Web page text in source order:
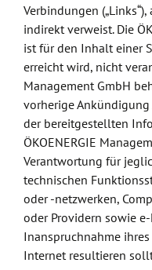
Verbindungen
indirekt verweist. Die
ist für den Inhalt einer
erreicht wird, nicht
Management GmbH
vorherige
der bereitgestellten
ÖKOENERGIE
Verantwortung für
technischen
oder -netzwerken,
oder Providern sowie
Inanspruchnahme
Internet resultieren